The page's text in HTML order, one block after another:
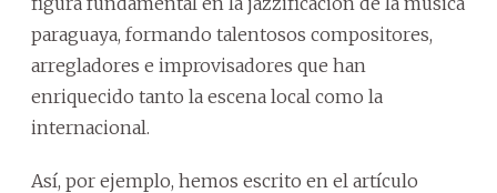
paraguaya, formando talentosos compositores,
arregladores e improvisadores que han
enriquecido tanto la escena local como la
internacional.
Así, por ejemplo, hemos escrito en el artículo